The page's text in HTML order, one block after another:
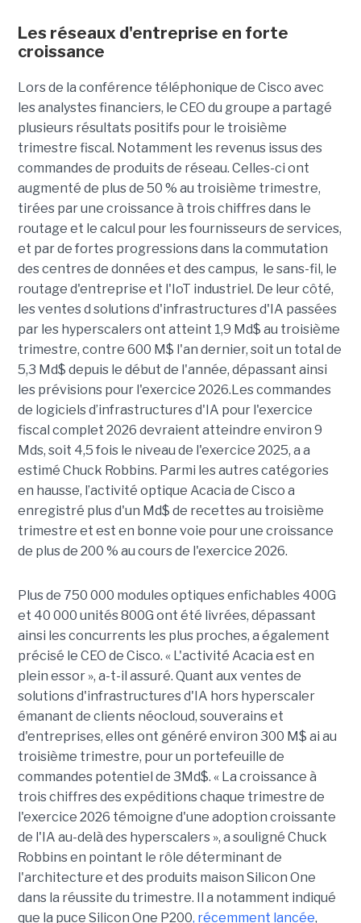
Les réseaux d'entreprise en forte
croissance
Lors de la conférence téléphonique de Cisco avec
les analystes financiers, le CEO du groupe a partagé
plusieurs résultats positifs pour le troisième
trimestre fiscal. Notamment les revenus issus des
commandes de produits de réseau. Celles-ci ont
augmenté de plus de 50 % au troisième trimestre,
tirées par une croissance à trois chiffres dans le
routage et le calcul pour les fournisseurs de services,
et par de fortes progressions dans la commutation
des centres de données et des campus, le sans-fil, le
routage d'entreprise et l'IoT industriel. De leur côté,
les ventes d solutions d'infrastructures d'IA passées
par les hyperscalers ont atteint 1,9 Md$ au troisième
trimestre, contre 600 M$ l'an dernier, soit un total de
5,3 Md$ depuis le début de l'année, dépassant ainsi
les prévisions pour l'exercice 2026.Les commandes
de logiciels d’infrastructures d'IA pour l'exercice
fiscal complet 2026 devraient atteindre environ 9
Mds, soit 4,5 fois le niveau de l'exercice 2025, a a
estimé Chuck Robbins. Parmi les autres catégories
en hausse, l’activité optique Acacia de Cisco a
enregistré plus d'un Md$ de recettes au troisième
trimestre et est en bonne voie pour une croissance
de plus de 200 % au cours de l'exercice 2026.
Plus de 750 000 modules optiques enfichables 400G
et 40 000 unités 800G ont été livrées, dépassant
ainsi les concurrents les plus proches, a également
précisé le CEO de Cisco. « L'activité Acacia est en
plein essor », a-t-il assuré. Quant aux ventes de
solutions d'infrastructures d'IA hors hyperscaler
émanant de clients néocloud, souverains et
d'entreprises, elles ont généré environ 300 M$ ai au
troisième trimestre, pour un portefeuille de
commandes potentiel de 3Md$. « La croissance à
trois chiffres des expéditions chaque trimestre de
l'exercice 2026 témoigne d'une adoption croissante
de l'IA au-delà des hyperscalers », a souligné Chuck
Robbins en pointant le rôle déterminant de
l'architecture et des produits maison Silicon One
dans la réussite du trimestre. Il a notamment indiqué
que la puce Silicon One P200, récemment lancée,